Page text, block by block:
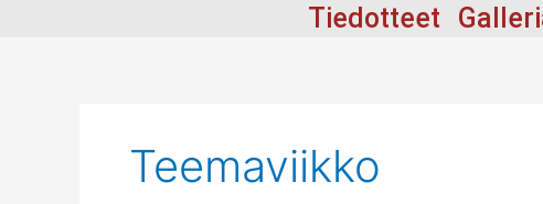
Tiedotteet
Teemaviikko